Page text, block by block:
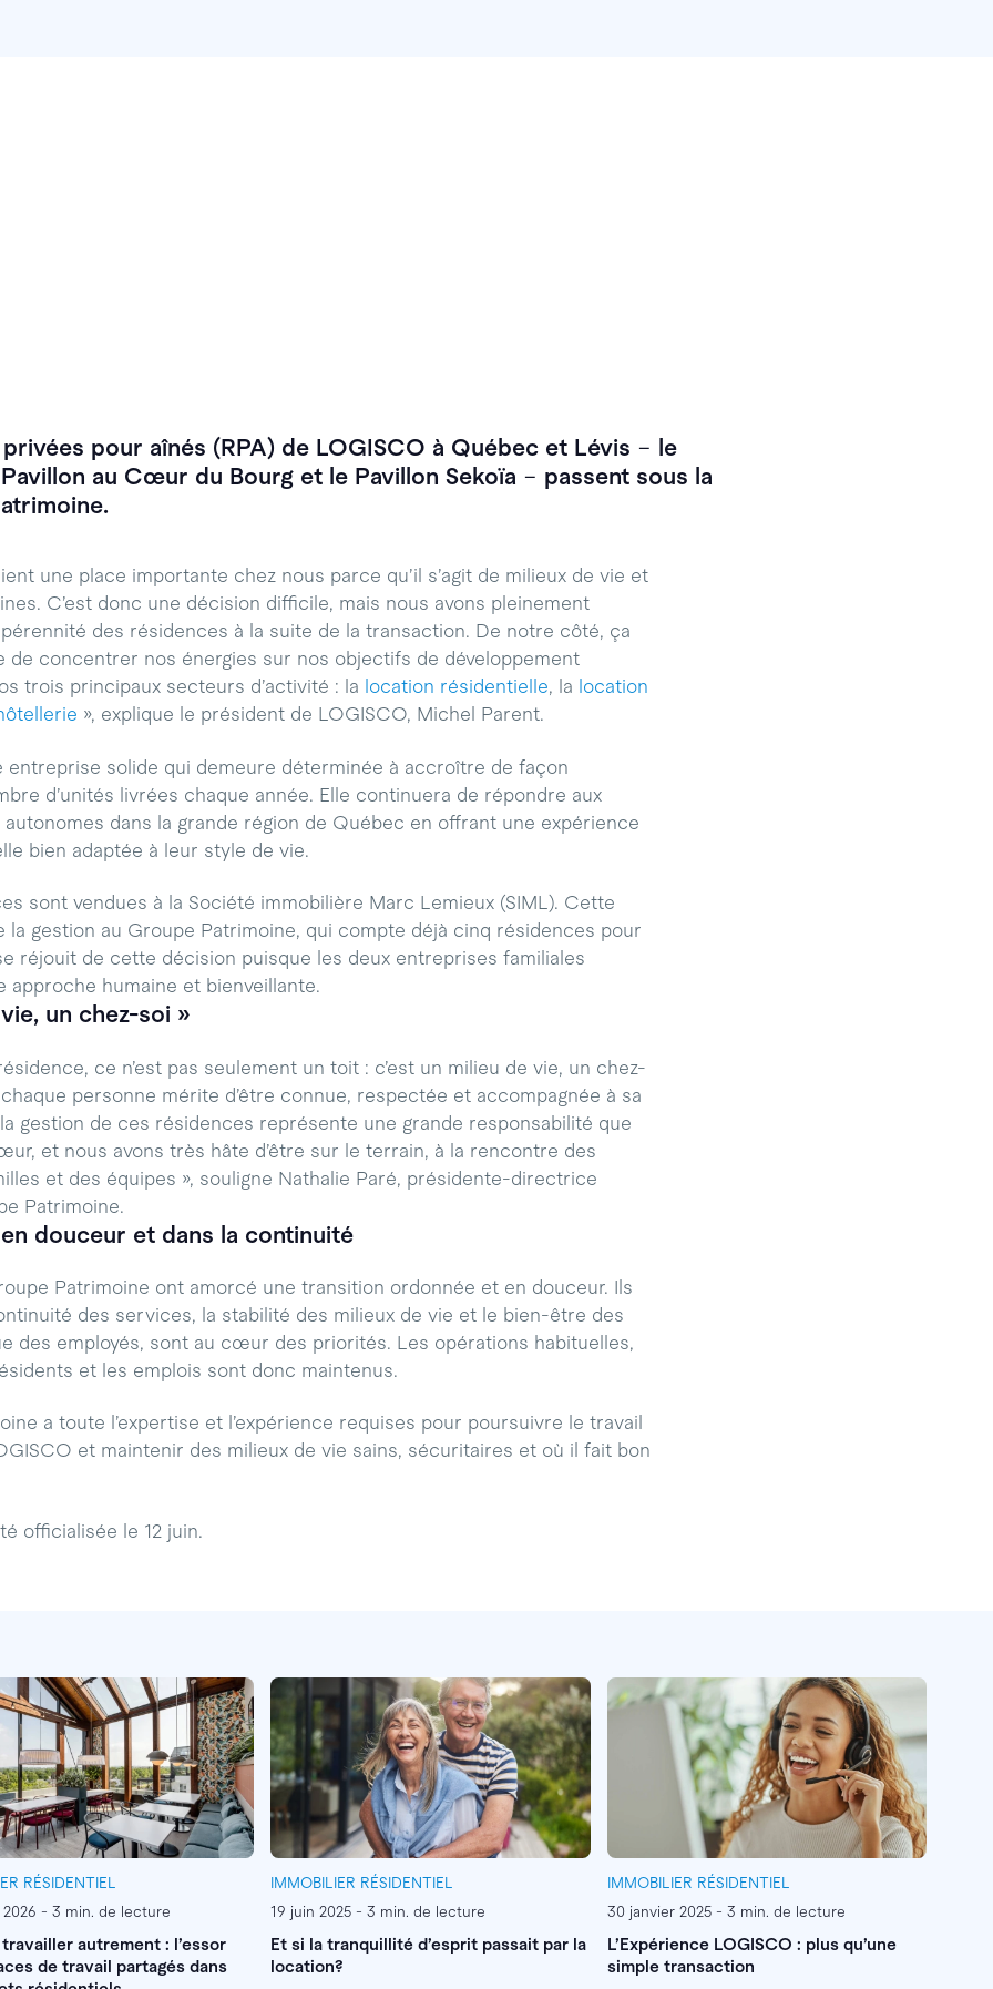
pour aînés (RPA) de LOGISCO à Québec et Lévis – le
au Cœur du Bourg et le Pavillon Sekoïa – passent sous la
une place importante chez nous parce qu’il s’agit de milieux de vie et
C’est donc une décision difficile, mais nous avons pleinement
des résidences à la suite de la transaction. De notre côté, ça
de concentrer nos énergies sur nos objectifs de développement
trois principaux secteurs d’activité : la location résidentielle, la location
», explique le président de LOGISCO, Michel Parent.
entreprise solide qui demeure déterminée à accroître de façon
d’unités livrées chaque année. Elle continuera de répondre aux
autonomes dans la grande région de Québec en offrant une expérience
bien adaptée à leur style de vie.
sont vendues à la Société immobilière Marc Lemieux (SIML). Cette
la gestion au Groupe Patrimoine, qui compte déjà cinq résidences pour
réjouit de cette décision puisque les deux entreprises familiales
approche humaine et bienveillante.
un chez-soi »
ce n’est pas seulement un toit : c’est un milieu de vie, un chez-
personne mérite d’être connue, respectée et accompagnée à sa
gestion de ces résidences représente une grande responsabilité que
et nous avons très hâte d’être sur le terrain, à la rencontre des
et des équipes », souligne Nathalie Paré, présidente-directrice
Patrimoine.
douceur et dans la continuité
Patrimoine ont amorcé une transition ordonnée et en douceur. Ils
des services, la stabilité des milieux de vie et le bien-être des
des employés, sont au cœur des priorités. Les opérations habituelles,
et les emplois sont donc maintenus.
a toute l’expertise et l’expérience requises pour poursuivre le travail
et maintenir des milieux de vie sains, sécuritaires et où il fait bon
officialisée le 12 juin.
RÉSIDENTIEL
- 3 min. de lecture
autrement : l’essor
de travail partagés dans
IMMOBILIER RÉSIDENTIEL
19 juin 2025 - 3 min. de lecture
Et si la tranquillité d’esprit passait par la
location?
IMMOBILIER RÉSIDENTIEL
30 janvier 2025 - 3 min. de lecture
L’Expérience LOGISCO : plus qu’une
simple transaction